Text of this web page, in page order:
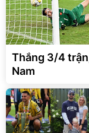
Thắng 3/4
Nam